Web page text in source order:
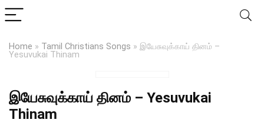
Home » Tamil Christians Songs » இயேசுவுக்காய் தினம் –
Yesuvukai Thinam
இயேசுவுக்காய் தினம் – Yesuvukai
Thinam